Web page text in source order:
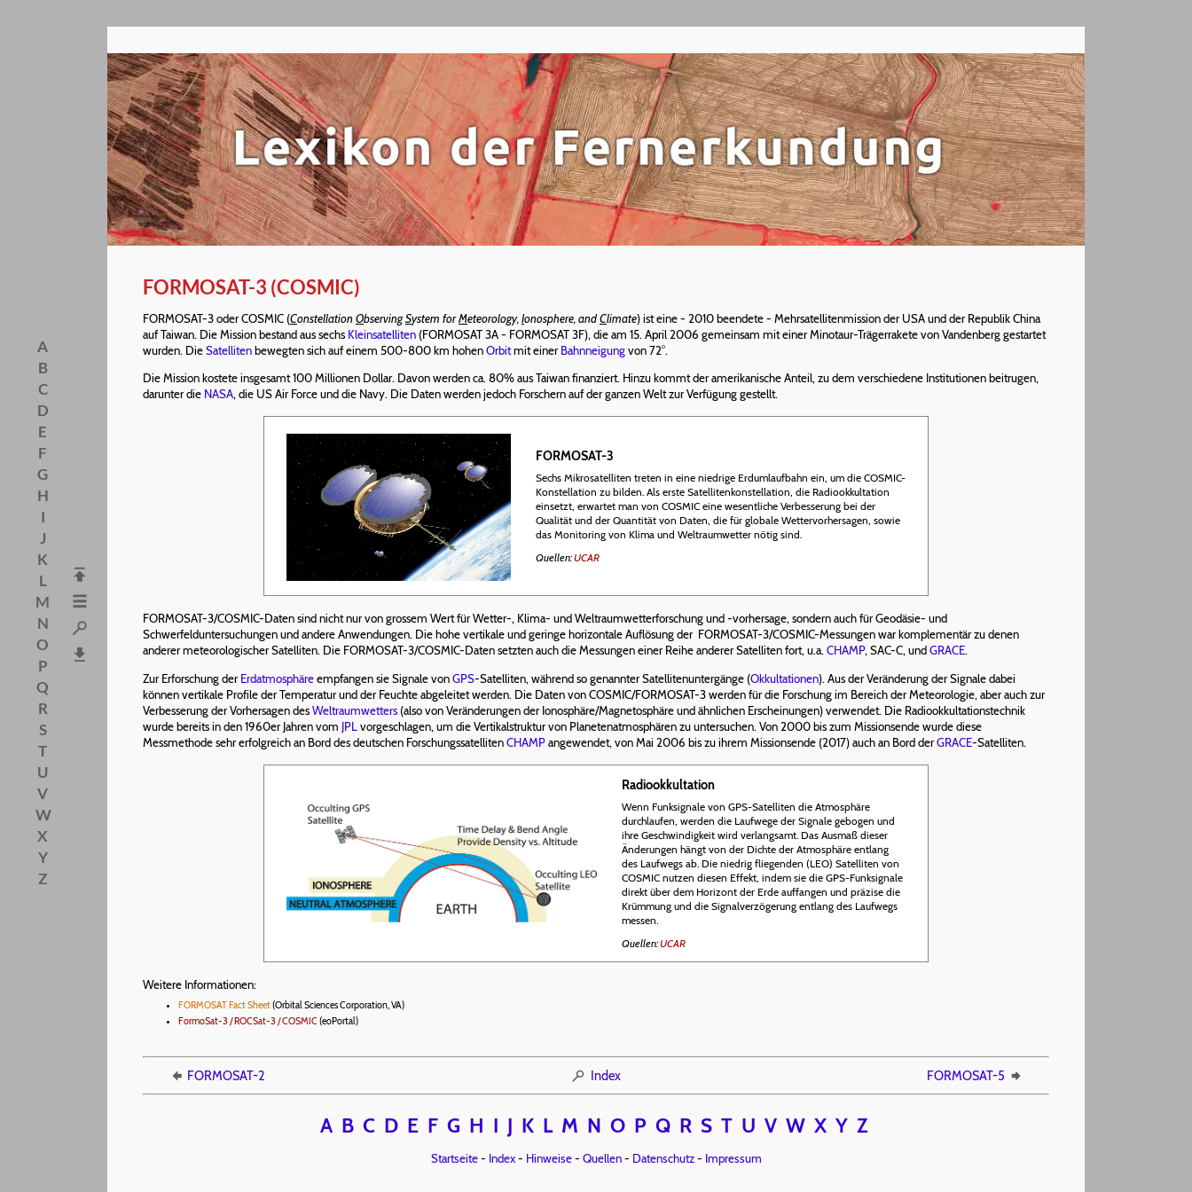
A
B
C
D
E
F
G
H
I
J
K
L
M
N
O
P
Q
R
S
T
U
V
W
X
Y
Z
FORMOSAT-3 (COSMIC)
FORMOSAT-3 oder COSMIC (ConstellationObservingSystem forMeteorology, Ionosphere, andClimate) ist eine - 2010 beendete - Mehrsatellitenmission der USA und der Republik China
auf Taiwan. Die Mission bestand aus sechs Kleinsatelliten (FORMOSAT 3A - FORMOSAT 3F), die am 15. April 2006 gemeinsam mit einer Minotaur-Trägerrakete von Vandenberg gestartet
wurden. DieSatellitenbewegten sich auf einem 500-800 km hohenOrbitmit einerBahnneigungvon 72°.
Die Mission kostete insgesamt 100 Millionen Dollar. Davon werden ca. 80% aus Taiwan finanziert. Hinzu kommt der amerikanische Anteil, zu dem verschiedene Institutionen beitrugen,
darunter die NASA, die US Air Force und die Navy. Die Daten werden jedoch Forschern auf der ganzen Welt zur Verfügung gestellt.
FORMOSAT-3
Sechs Mikrosatelliten treten in eine niedrige Erdumlaufbahn ein, um die COSMIC-
Konstellation zu bilden. Als erste Satellitenkonstellation, die Radiookkultation
einsetzt, erwartet man von COSMIC eine wesentliche Verbesserung bei der
Qualität und der Quantität von Daten, die für globale Wettervorhersagen, sowie
das Monitoring von Klima und Weltraumwetter nötig sind.
Quellen:UCAR
FORMOSAT-3/COSMIC-Daten sind nicht nur von grossem Wert für Wetter-, Klima- und Weltraumwetterforschung und -vorhersage, sondern auch für Geodäsie- und
Schwerfelduntersuchungen und andere Anwendungen. Die hohe vertikale und geringe horizontale Auflösung der FORMOSAT-3/COSMIC-Messungen war komplementär zu denen
anderer meteorologischer Satelliten. Die FORMOSAT-3/COSMIC-Daten setzten auch die Messungen einer Reihe anderer Satelliten fort, u.a.CHAMP, SAC-C, undGRACE.
Zur Erforschung derErdatmosphäreempfangen sie Signale vonGPS-Satelliten, während so genannter Satellitenuntergänge (Okkultationen). Aus der Veränderung der Signale dabei
können vertikale Profile der Temperatur und der Feuchte abgeleitet werden. Die Daten von COSMIC/FORMOSAT-3 werden für die Forschung im Bereich der Meteorologie, aber auch zur
Verbesserung der Vorhersagen desWeltraumwetters (also von Veränderungen der Ionosphäre/Magnetosphäre und ähnlichen Erscheinungen) verwendet. Die Radiookkultationstechnik
wurde bereits in den 1960er Jahren vom JPLvorgeschlagen, um die Vertikalstruktur von Planetenatmosphären zu untersuchen. Von 2000 bis zum Missionsende wurde diese
Messmethode sehr erfolgreich an Bord des deutschen ForschungssatellitenCHAMPangewendet, von Mai 2006 bis zu ihrem Missionsende (2017) auch an Bord derGRACE-Satelliten.
Radiookkultation
Wenn Funksignale von GPS-Satelliten die Atmosphäre
durchlaufen, werden die Laufwege der Signale gebogen und
ihre Geschwindigkeit wird verlangsamt. Das Ausmaß dieser
Änderungen hängt von der Dichte der Atmosphäre entlang
des Laufwegs ab. Die niedrig fliegenden (LEO) Satelliten von
COSMIC nutzen diesen Effekt, indem sie die GPS-Funksignale
direkt über dem Horizont der Erde auffangen und präzise die
Krümmung und die Signalverzögerung entlang des Laufwegs
messen.
Quellen:UCAR
Weitere Informationen:
FORMOSAT Fact Sheet(Orbital Sciences Corporation, VA)
FormoSat-3 / ROCSat-3 / COSMIC (eoPortal)
FORMOSAT-2 Index FORMOSAT-5
A B C D E F G H I J K L M N O P Q R S T U V W X Y Z
Startseite- Index- Hinweise- Quellen- Datenschutz- Impressum